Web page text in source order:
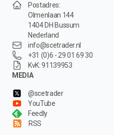
Postadres:
Olmenlaan 144
1404 DH Bussum
Nederland
info@scetrader.nl
+31 (0)6 - 29 01 69 30
KvK: 91139953
MEDIA
@scetrader
YouTube
Feedly
RSS